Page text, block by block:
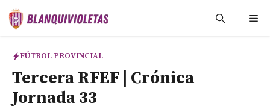
Saltar
FÚTBOL PROVINCIAL
Tercera RFEF | Crónica
Jornada 33